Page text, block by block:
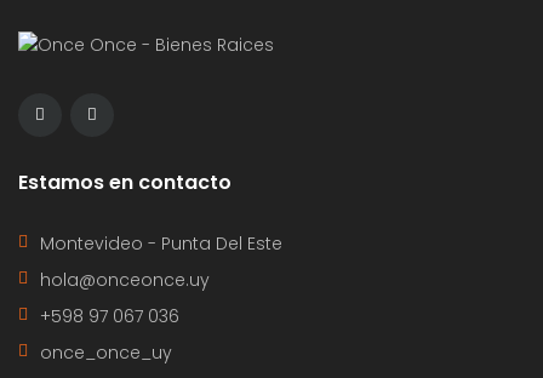
Estamos en contacto
Montevideo - Punta Del Este
hola@onceonce.uy
+598 97 067 036
once_once_uy